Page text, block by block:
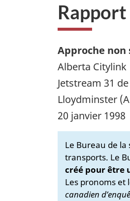
Approche
Alberta Citylink
Jetstream 31
Lloydminster
20 janvier 1998
Le Bureau de
transports. Le
créé pour être
Les pronoms et
canadien